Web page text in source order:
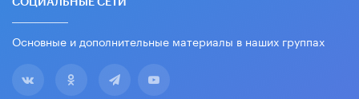
СОЦИАЛЬНЫЕ СЕТИ
Основные и дополнительные материалы в наших группах